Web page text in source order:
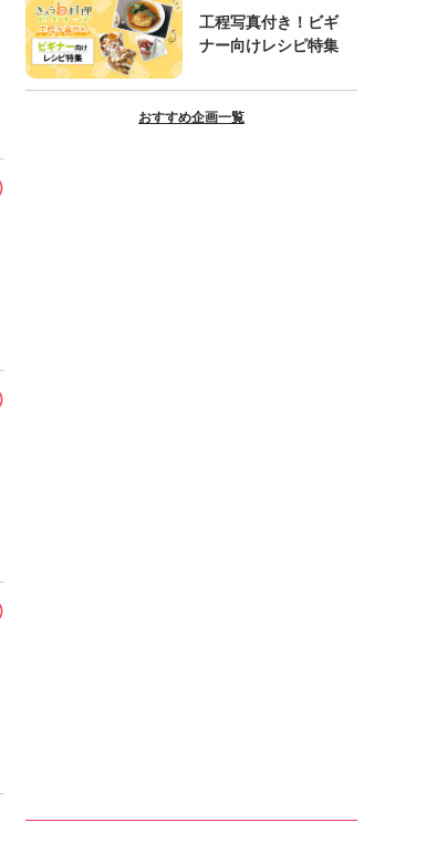
工程写真付き！ビギ
ナー向けレシピ特集
おすすめ企画一覧